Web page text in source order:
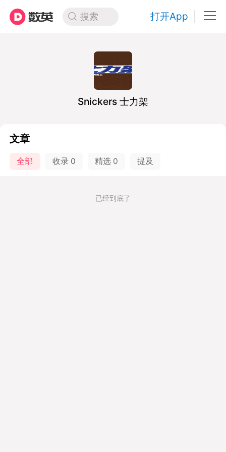
搜索 打开App
Snickers 士力架
文章
全部 收录 0 精选 0 提及
已经到底了